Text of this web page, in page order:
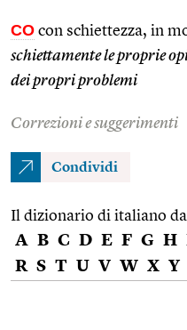
CO con schiettezza, in
schiettamente le proprie
dei propri problemi
Correzioni e suggerimenti
Condividi
Il dizionario di italiano
A B C D E F G H
R S T U V W X Y